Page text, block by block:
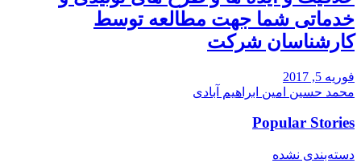
خدماتی شما جهت مطالعه توسط
کارشناسان شرکت
فوریه 5, 2017
محمد حسین امین ابراهیم آبادی
Popular Stories
دسته‌بندی نشده